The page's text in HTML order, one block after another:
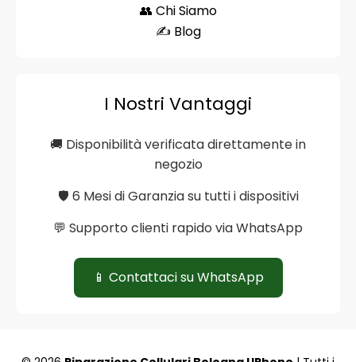
👥 Chi Siamo
✍️ Blog
I Nostri Vantaggi
🚚 Disponibilità verificata direttamente in
negozio
🛡️ 6 Mesi di Garanzia su tutti i dispositivi
💬 Supporto clienti rapido via WhatsApp
📱 Contattaci su WhatsApp